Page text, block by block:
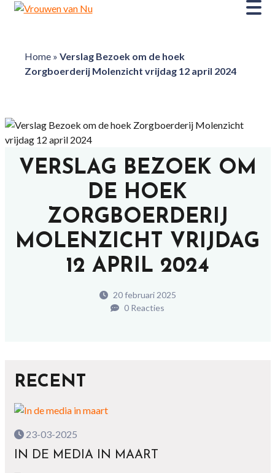
Home» Verslag Bezoek om de hoek
Zorgboerderij Molenzicht vrijdag 12 april 2024
VERSLAG BEZOEK OM
DE HOEK
ZORGBOERDERIJ
MOLENZICHT VRIJDAG
12 APRIL 2024
20 februari 2025
0 Reacties
RECENT
23-03-2025
IN DE MEDIA IN MAART